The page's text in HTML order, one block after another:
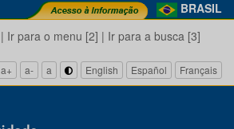
BRASIL
| Ir para o menu [2] | Ir para a busca [3]
a+ a- a English Español Français